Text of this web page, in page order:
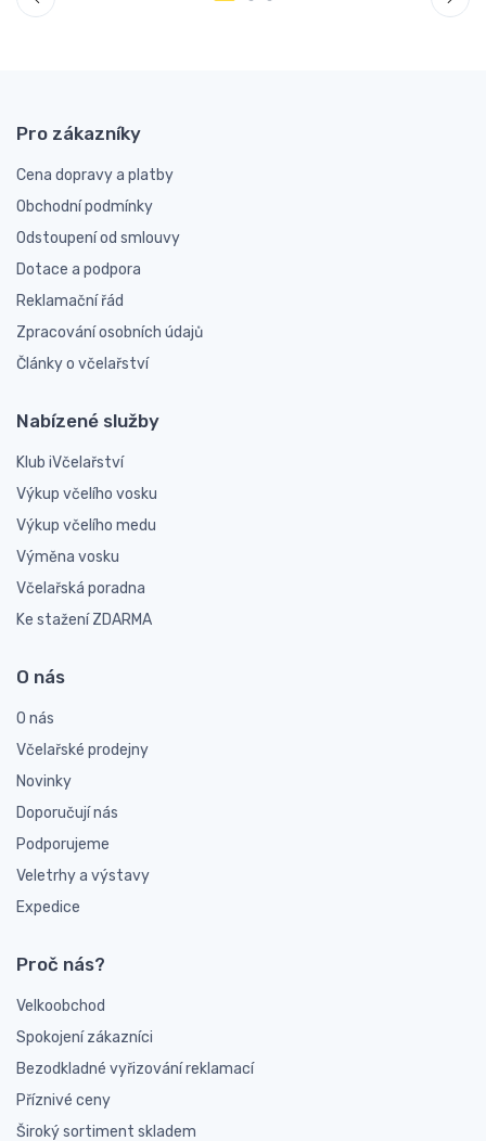
Pro zákazníky
Cena dopravy a platby
Obchodní podmínky
Odstoupení od smlouvy
Dotace a podpora
Reklamační řád
Zpracování osobních údajů
Články o včelařství
Nabízené služby
Klub iVčelařství
Výkup včelího vosku
Výkup včelího medu
Výměna vosku
Včelařská poradna
Ke stažení ZDARMA
O nás
O nás
Včelařské prodejny
Novinky
Doporučují nás
Podporujeme
Veletrhy a výstavy
Expedice
Proč nás?
Velkoobchod
Spokojení zákazníci
Bezodkladné vyřizování reklamací
Příznivé ceny
Široký sortiment skladem